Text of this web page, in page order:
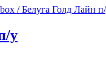
о Beluga Gold Line box / Белуга Голд Лайн
у